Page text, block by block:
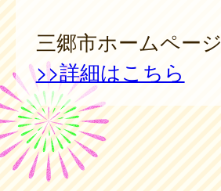
三郷市ホームページ
>>詳細はこちら